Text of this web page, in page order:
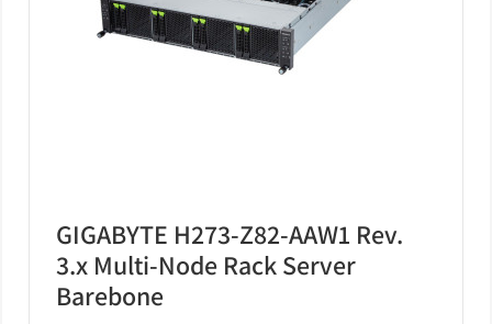
GIGABYTE H273-Z82-AAW1 Rev.
3.x Multi-Node Rack Server
Barebone